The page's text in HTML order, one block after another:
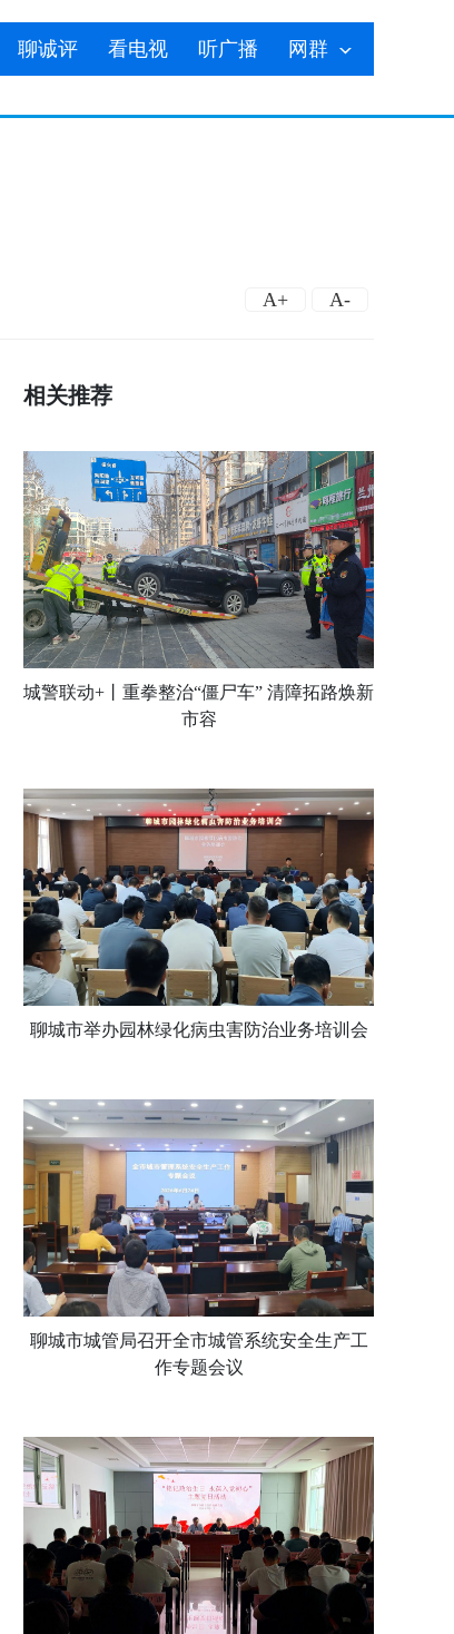
聊诚评 看电视 听广播 网群
A+ A-
相关推荐
城警联动+丨重拳整治“僵尸车” 清障拓路焕新
市容
聊城市举办园林绿化病虫害防治业务培训会
聊城市城管局召开全市城管系统安全生产工
作专题会议